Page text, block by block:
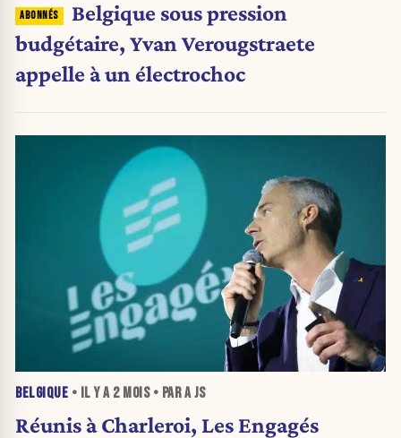
Belgique sous pression
budgétaire, Yvan Verougstraete
appelle à un électrochoc
BELGIQUE • IL Y A 2 MOIS• PAR A JS
Réunis à Charleroi, Les Engagés